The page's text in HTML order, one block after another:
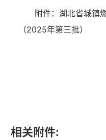
附件：湖北省城镇
（2025年第三批）
相关附件: